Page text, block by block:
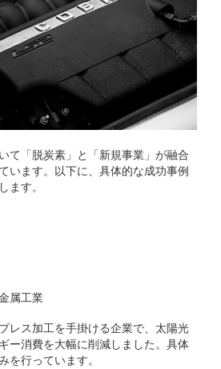
て「脱炭素」と「新規事業」が融合
います。以下に、具体的な成功事例
ます。
属工業
レス加工を手掛ける企業で、太陽光
ー消費を大幅に削減しました。具体
を行っています。